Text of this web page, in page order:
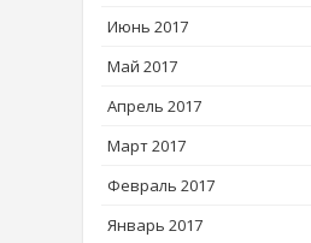
Июнь 2017
Май 2017
Апрель 2017
Март 2017
Февраль 2017
Январь 2017